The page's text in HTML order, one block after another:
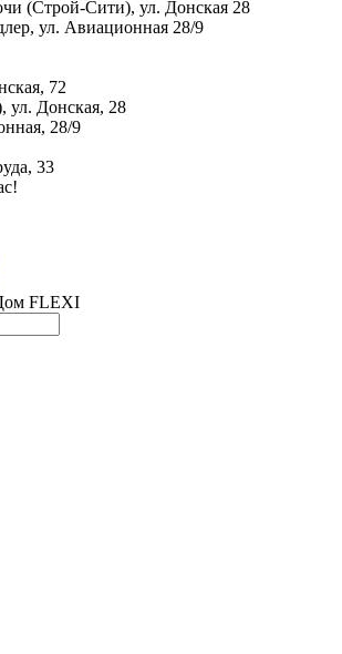
(Строй-Сити), ул. Донская 28
ул. Авиационная 28/9
72
Донская, 28
28/9
33
FLEXI